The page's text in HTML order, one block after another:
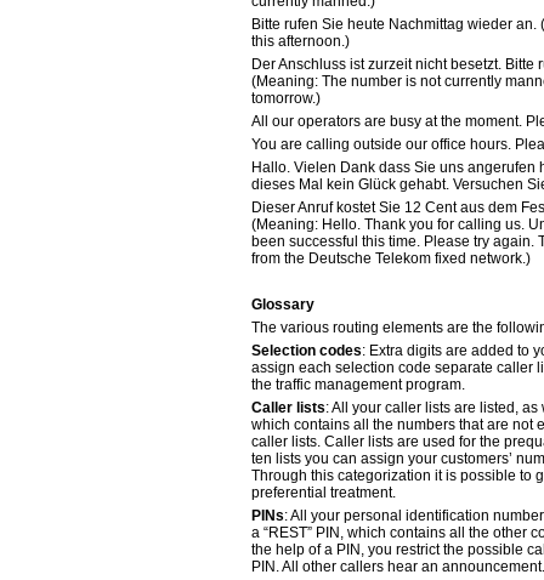
Bitte rufen Sie heute Nachmittag wieder
this afternoon.)
Der Anschluss ist zurzeit nicht besetzt.
(Meaning: The number is not currently
tomorrow.)
All our operators are busy at the moment.
You are calling outside our office hours.
Hallo. Vielen Dank dass Sie uns angerufen
dieses Mal kein Glück gehabt. Versuchen
Dieser Anruf kostet Sie 12 Cent aus dem
(Meaning: Hello. Thank you for calling us.
been successful this time. Please try again.
from the Deutsche Telekom fixed network.)
Glossary
The various routing elements are the
Selection codes: Extra digits are added to
assign each selection code separate caller
the traffic management program.
Caller lists: All your caller lists are listed, as
which contains all the numbers that are not
caller lists. Caller lists are used for the
ten lists you can assign your customers’
Through this categorization it is possible to
preferential treatment.
PINs: All your personal identification
a “REST” PIN, which contains all the other
the help of a PIN, you restrict the possible
PIN. All other callers hear an announcement.